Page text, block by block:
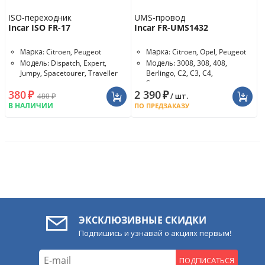
ISO-переходник
Incar ISO FR-17
Марка: Citroen, Peugeot
Модель: Dispatch, Expert,
Jumpy, Spacetourer, Traveller
380₽ 480₽
В НАЛИЧИИ
UMS-провод
Incar FR-UMS1432
Марка: Citroen, Opel, Peugeot
Модель: 3008, 308, 408,
Berlingo, C2, C3, C4,
Spacetourer...
CAN-модуль: в комплекте
2 390₽/ шт.
ПО ПРЕДЗАКАЗУ
ЭКСКЛЮЗИВНЫЕ СКИДКИ
Подпишись и узнавай о акциях первым!
ПОДПИСАТЬСЯ